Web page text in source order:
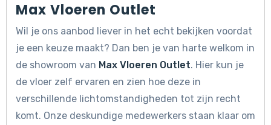
Max Vloeren Outlet
Wil je ons aanbod liever in het echt bekijken voordat
je een keuze maakt? Dan ben je van harte welkom in
de showroom van Max Vloeren Outlet. Hier kun je
de vloer zelf ervaren en zien hoe deze in
verschillende lichtomstandigheden tot zijn recht
komt. Onze deskundige medewerkers staan klaar om